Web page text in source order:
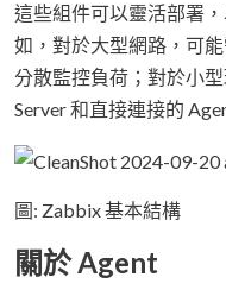
這些組件可以靈活部署
如，對於大型網路，可
分散監控負荷；對於小
Server 和直接連接的
圖: Zabbix 基本結構
關於 Agent